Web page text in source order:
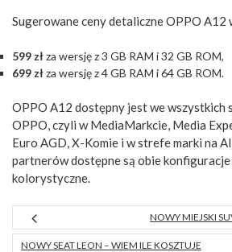
Sugerowane ceny detaliczne OPPO A12
599 złza wersję z 3 GB RAM i 32 GB ROM,
699 złza wersję z 4 GB RAM i 64 GB ROM.
OPPO A12 dostępny jest we wszystkich
OPPO, czyli w MediaMarkcie, Media
Euro AGD, X-Komie i w strefe marki na
partnerów dostępne są obie
kolorystyczne.
NOWY MIEJSKI
NOWY SEAT LEON – WIEM ILE KOSZTUJE